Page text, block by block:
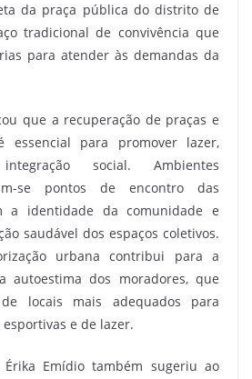
da praça pública do distrito de
tradicional de convivência que
para atender às demandas da
que a recuperação de praças e
essencial para promover lazer,
social. Ambientes
se pontos de encontro das
a identidade da comunidade e
saudável dos espaços coletivos.
urbana contribui para a
autoestima dos moradores, que
locais mais adequados para
e de lazer.
Érika Emídio também sugeriu ao